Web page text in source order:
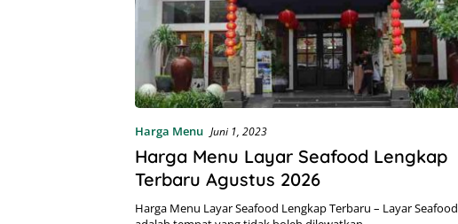
Harga Menu Juni 1, 2023
Harga Menu Layar Seafood Lengkap
Terbaru Agustus 2026
Harga Menu Layar Seafood Lengkap Terbaru – Layar Seafood